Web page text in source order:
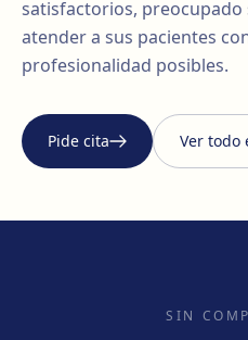
satisfactorios,
atender a sus pacientes
profesionalidad posibles.
Pide cita Ver todo
SIN